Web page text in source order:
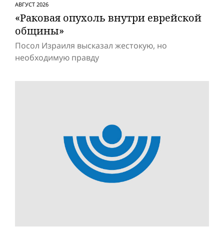
АВГУСТ 2026
«Раковая опухоль внутри еврейской
общины»
Посол Израиля высказал жестокую, но
необходимую правду